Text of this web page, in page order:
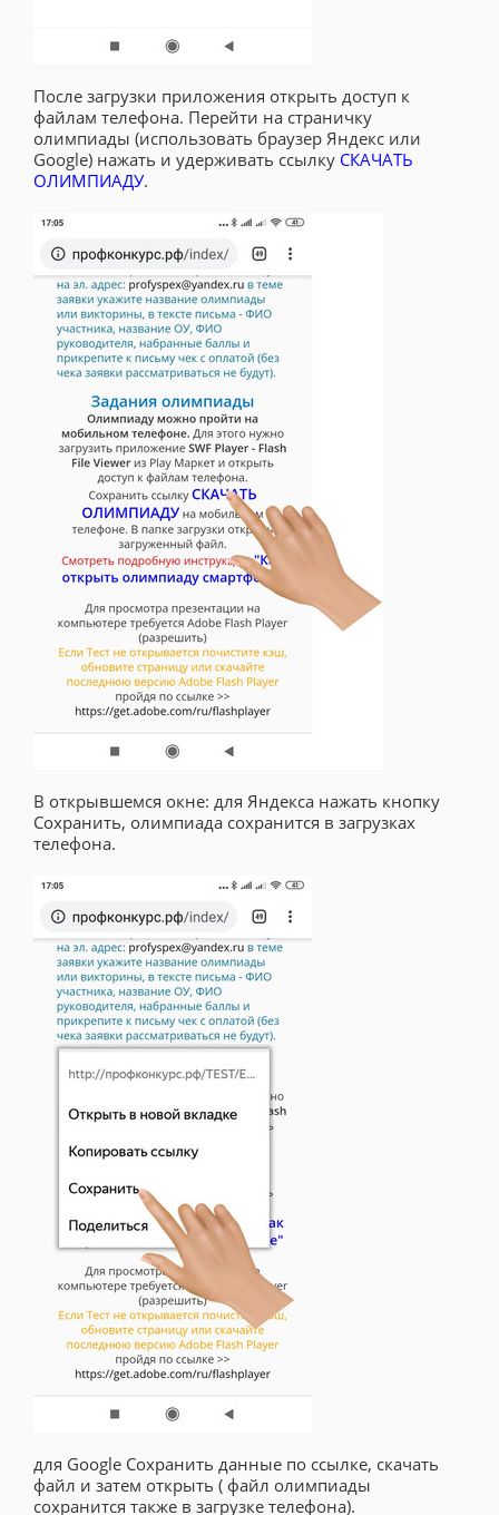
После загрузки приложения открыть доступ к
файлам телефона. Перейти на страничку
олимпиады (использовать браузер Яндекс или
Google) нажать и удерживать ссылку СКАЧАТЬ
ОЛИМПИАДУ.
В открывшемся окне: для Яндекса нажать кнопку
Сохранить, олимпиада сохранится в загрузках
телефона.
для Google Сохранить данные по ссылке, скачать
файл и затем открыть ( файл олимпиады
сохранится также в загрузке телефона).